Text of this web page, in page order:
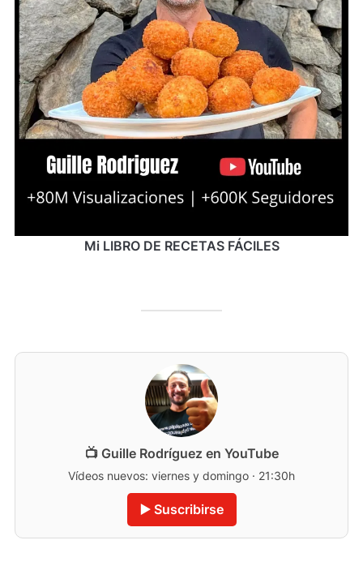
Mi LIBRO DE RECETAS FÁCILES
📺 Guille Rodríguez en YouTube
Vídeos nuevos: viernes y domingo · 21:30h
▶️ Suscribirse